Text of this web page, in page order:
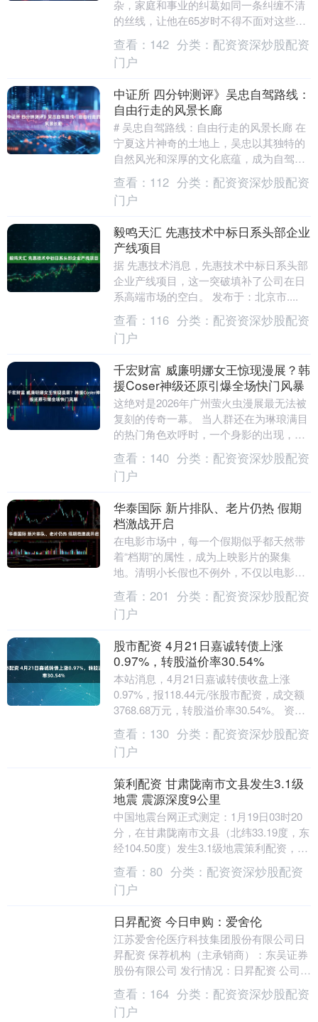
杂，家庭和事业的纠葛如同一条纠缠不清
的丝线，让他在65岁时不得不面对这些年
所有选择所带来的后果。 他的故事不仅是
关于一个导演....
查看： 142 分类： 配资资深炒股配资
门户
中证所 四分钟测评》吴忠自驾路线：
自由行走的风景长廊
# 吴忠自驾路线：自由行走的风景长廊 在
宁夏这片神奇的土地上，吴忠以其独特的
自然风光和深厚的文化底蕴，成为自驾游
爱好者的理想目的地。从黄河岸边到贺兰
山麓，一条条....
查看： 112 分类： 配资资深炒股配资
门户
毅鸣天汇 先惠技术中标日系头部企业
产线项目
据 先惠技术消息，先惠技术中标日系头部
企业产线项目，这一突破填补了公司在日
系高端市场的空白。 发布于：北京市....
查看： 116 分类： 配资资深炒股配资
门户
千宏财富 威廉明娜女王惊现漫展？韩
援Coser神级还原引爆全场快门风暴
这绝对是2026年广州萤火虫漫展最无法被
复刻的传奇一幕。 当人群还在为琳琅满目
的热门角色欢呼时，一个身影的出现，让
整个展馆的喧嚣瞬间凝固了半秒。紧接
着，是此起彼....
查看： 140 分类： 配资资深炒股配资
门户
华泰国际 新片排队、老片仍热 假期
档激战开启
在电影市场中，每一个假期似乎都天然带
着“档期”的属性，成为上映影片的聚集
地。清明小长假也不例外，不仅以电影
《我的姐姐》为首的10部新片正排队等待
着上映，此前已登....
查看： 201 分类： 配资资深炒股配资
门户
股市配资 4月21日嘉诚转债上涨
0.97%，转股溢价率30.54%
本站消息，4月21日嘉诚转债收盘上涨
0.97%，报118.44元/张股市配资，成交额
3768.68万元，转股溢价率30.54%。 资料
显示，嘉诚转债信用级别为“....
查看： 130 分类： 配资资深炒股配资
门户
策利配资 甘肃陇南市文县发生3.1级
地震 震源深度9公里
中国地震台网正式测定：1月19日03时20
分，在甘肃陇南市文县（北纬33.19度，东
经104.50度）发生3.1级地震策利配资，震
源深度9公里。....
查看： 80 分类： 配资资深炒股配资
门户
日昇配资 今日申购：爱舍伦
江苏爱舍伦医疗科技集团股份有限公司日
昇配资 保荐机构（主承销商）：东吴证券
股份有限公司 发行情况：日昇配资 公司简
介： 日昇配资 公司长期专注于医疗健康事
业，主....
查看： 164 分类： 配资资深炒股配资
门户